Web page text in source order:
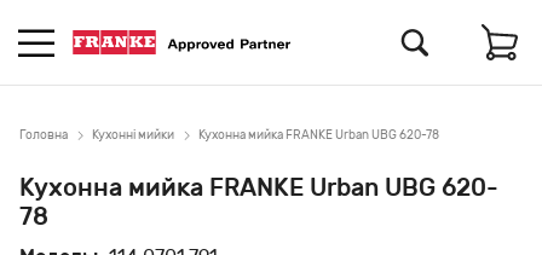
Головна Кухонні мийки Кухонна мийка FRANKE Urban UBG 620-78
Кухонна мийка FRANKE Urban UBG 620-
78